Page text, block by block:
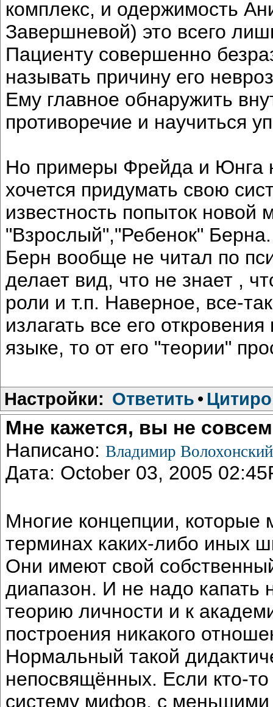
комплекс, и одержимость
Завершневой) это всего
Пациенту совершенно
называть причину его
Ему главное обнаружить
противоречие и научиться
Но примеры Фрейда и Юнга
хочется придумать свою
известность попыток новой
"Взрослый","Ребенок"
Берн вообще не читал по
делает вид, что не знает ,
роли и т.п. Наверное, все-
излагать все его
языке, то от его "теории"
Настройки: Ответить •
Мне кажется, вы не
Написано: Владимир
Дата: October 03, 2005
Многие концепции,
терминах каких-либо иных
Они имеют свой
диапазон. И не надо
теорию личности и к
построения никакого
Нормальный такой
непосвящённых. Если кто-
систему мифов, с